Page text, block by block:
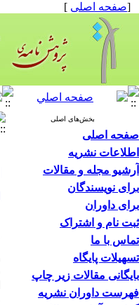
[صفحه اصلی ]
بخش‌های اصلی
صفحه اصلی
اطلاعات نشریه
آرشیو مجله و مقالات
برای نویسندگان
برای داوران
ثبت نام و اشتراک
تماس با ما
تسهیلات پایگاه
بایگانی مقالات زیر چاپ
فهرست داوران نشریه